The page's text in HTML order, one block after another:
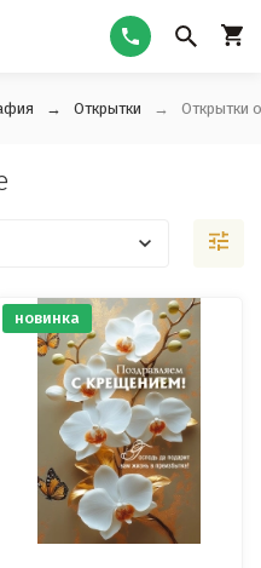
Открытки Открытки
новинка